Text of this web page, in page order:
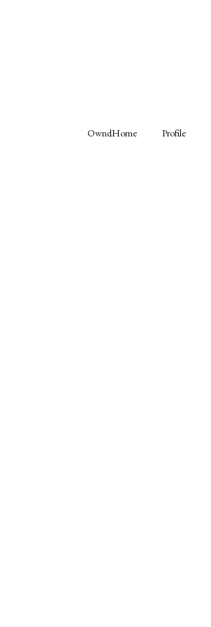
OwndHome Profile